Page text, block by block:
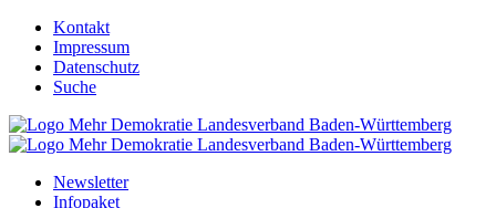
Kontakt
Impressum
Datenschutz
Suche
Newsletter
Infopaket